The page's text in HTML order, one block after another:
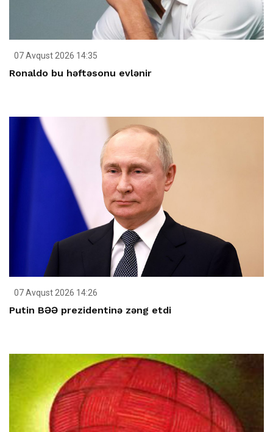
07 Avqust 2026 14:35
Ronaldo bu həftəsonu evlənir
07 Avqust 2026 14:26
Putin BƏƏ prezidentinə zəng etdi